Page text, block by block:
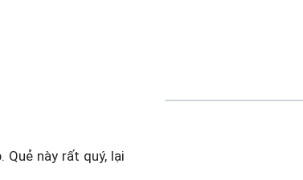
này rất quý, lại